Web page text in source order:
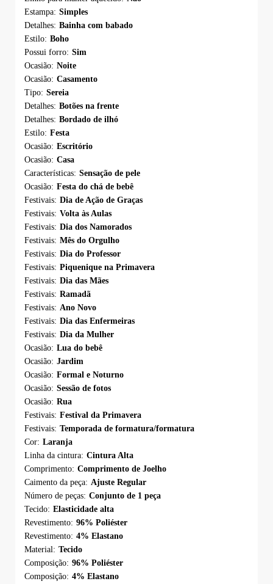
Estampa: Simples
Detalhes: Bainha com babado
Estilo: Boho
Possui forro: Sim
Ocasião: Noite
Ocasião: Casamento
Tipo: Sereia
Detalhes: Botões na frente
Detalhes: Bordado de ilhó
Estilo: Festa
Ocasião: Escritório
Ocasião: Casa
Características: Sensação de pele
Ocasião: Festa do chá de bebê
Festivais: Dia de Ação de Graças
Festivais: Volta às Aulas
Festivais: Dia dos Namorados
Festivais: Mês do Orgulho
Festivais: Dia do Professor
Festivais: Piquenique na Primavera
Festivais: Dia das Mães
Festivais: Ramadã
Festivais: Ano Novo
Festivais: Dia das Enfermeiras
Festivais: Dia da Mulher
Ocasião: Lua do bebê
Ocasião: Jardim
Ocasião: Formal e Noturno
Ocasião: Sessão de fotos
Ocasião: Rua
Festivais: Festival da Primavera
Festivais: Temporada de formatura/formatura
Cor: Laranja
Linha da cintura: Cintura Alta
Comprimento: Comprimento de Joelho
Caimento da peça: Ajuste Regular
Número de peças: Conjunto de 1 peça
Tecido: Elasticidade alta
Revestimento: 96% Poliéster
Revestimento: 4% Elastano
Material: Tecido
Composição: 96% Poliéster
Composição: 4% Elastano